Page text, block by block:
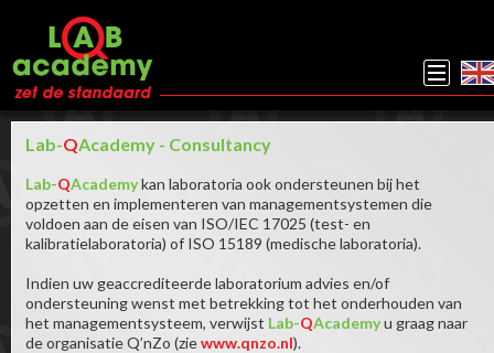
Lab-QAcademy - Consultancy
Lab-QAcademykan laboratoria ook ondersteunen bij het
opzetten en implementeren van managementsystemen die
voldoen aan de eisen van ISO/IEC 17025 (test- en
kalibratielaboratoria) of ISO 15189 (medische laboratoria).
Indien uw geaccrediteerde laboratorium advies en/of
ondersteuning wenst met betrekking tot het onderhouden van
het managementsysteem, verwijst Lab-QAcademyu graag naar
de organisatie Q’nZo (ziewww.qnzo.nl).